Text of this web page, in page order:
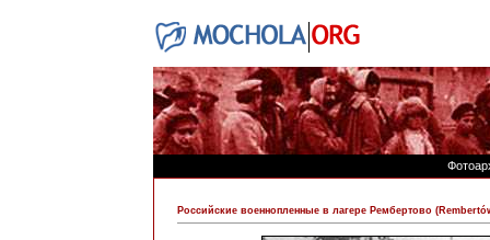
Российские военнопленные в лагере Рембертово